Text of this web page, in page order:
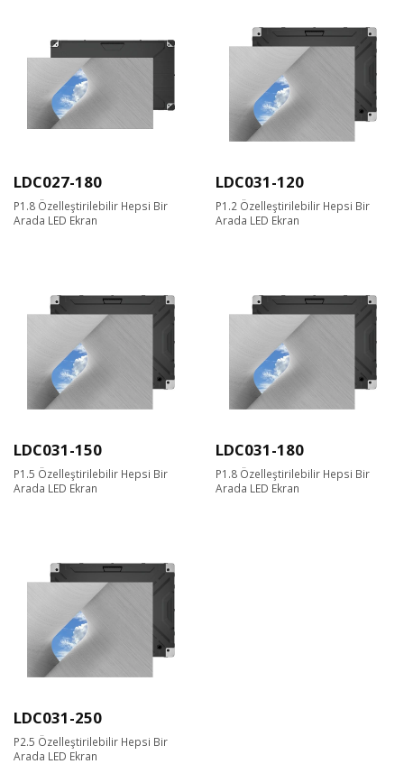
LDC027-180
P1.8 Özelleştirilebilir Hepsi Bir
Arada LED Ekran
LDC031-120
P1.2 Özelleştirilebilir Hepsi Bir
Arada LED Ekran
LDC031-150
P1.5 Özelleştirilebilir Hepsi Bir
Arada LED Ekran
LDC031-180
P1.8 Özelleştirilebilir Hepsi Bir
Arada LED Ekran
LDC031-250
P2.5 Özelleştirilebilir Hepsi Bir
Arada LED Ekran